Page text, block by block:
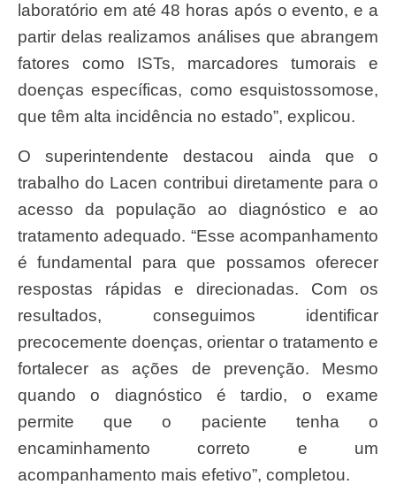
laboratório em até 48 horas após o evento, e a
partir delas realizamos análises que abrangem
fatores como ISTs, marcadores tumorais e
doenças específicas, como esquistossomose,
que têm alta incidência no estado”, explicou.
O superintendente destacou ainda que o
trabalho do Lacen contribui diretamente para o
acesso da população ao diagnóstico e ao
tratamento adequado. “Esse acompanhamento
é fundamental para que possamos oferecer
respostas rápidas e direcionadas. Com os
resultados, conseguimos identificar
precocemente doenças, orientar o tratamento e
fortalecer as ações de prevenção. Mesmo
quando o diagnóstico é tardio, o exame
permite que o paciente tenha o
encaminhamento correto e um
acompanhamento mais efetivo”, completou.